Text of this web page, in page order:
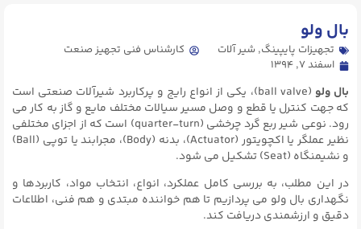
بال ولو
تجهیزات پایپینگ, شیر آلات
کارشناس فنی تجهیز صنعت
اسفند ۷, ۱۳۹۴
بال ولو
(ball valve)، یکی از انواع رایج و پرکاربرد شیرآلات صنعتی است
که جهت کنترل یا قطع و وصل مسیر سیالات مختلف مایع و گاز به کار می
رود. نوعی شیر ربع گرد چرخشی (quarter-turn) است که از اجزای مختلفی
نظیر عملگر یا اکچویتور (Actuator)، بدنه (Body)، مجرابند یا توپی (Ball)
و نشیمنگاه (Seat) تشکیل می شود.
در این مطلب، به بررسی کامل عملکرد، انواع، انتخاب مواد، کاربردها و
نگهداری بال ولو می پردازیم تا هم خواننده مبتدی و هم فنی، اطلاعات
دقیق و ارزشمندی دریافت کند.